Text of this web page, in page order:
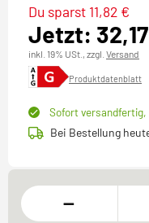
Jetzt:
Du sparst 11,82 €
inkl. 19% USt., zzgl. Versand
Produktdatenblatt
Sofort versandfertig,
Bei Bestellung
-